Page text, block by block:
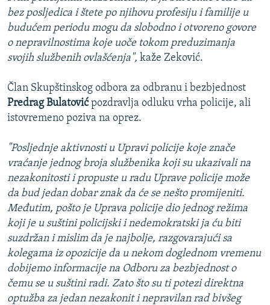
bez posljedica i štete po njihovu profesiju i familije u
budućem periodu mogu da slobodno i otvoreno govore
o nepravilnostima koje uoče tokom preduzimanja
svojih službenih ovlašćenja", kaže Zeković.
Član Skupštinskog odbora za odbranu i bezbjednost
Predrag Bulatovićpozdravlja odluku vrha policije, ali
istovremeno poziva na oprez.
"Posljednje aktivnosti u Upravi policije koje znače
vraćanje jednog broja službenika koji su ukazivali na
nezakonitosti i propuste u radu Uprave policije može
da bud jedan dobar znak da će se nešto promijeniti.
Međutim, pošto je Uprava policije dio jednog režima
koji je u suštini policijski i nedemokratski ja ću biti
suzdržan i mislim da je najbolje, razgovarajući sa
kolegama iz opozicije da u nekom doglednom vremenu
dobijemo informacije na Odboru za bezbjednost o
čemu se u suštini radi. Zato što su ti potezi direktna
optužba za jedan nezakonit i nepravilan rad bivšeg